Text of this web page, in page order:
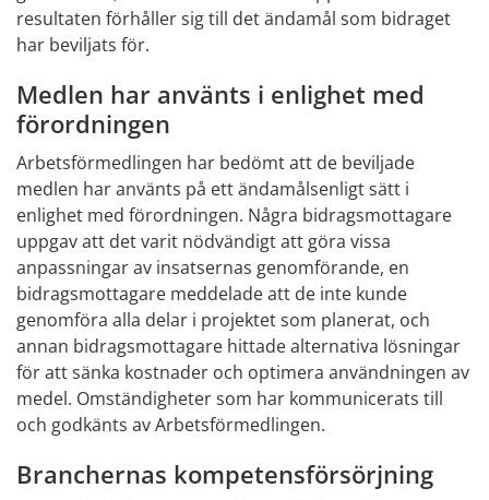
resultaten förhåller sig till det ändamål som bidraget
har beviljats för.
Medlen har använts i enlighet med
förordningen
Arbetsförmedlingen har bedömt att de beviljade
medlen har använts på ett ändamålsenligt sätt i
enlighet med förordningen. Några bidragsmottagare
uppgav att det varit nödvändigt att göra vissa
anpassningar av insatsernas genomförande, en
bidragsmottagare meddelade att de inte kunde
genomföra alla delar i projektet som planerat, och
annan bidragsmottagare hittade alternativa lösningar
för att sänka kostnader och optimera användningen av
medel. Omständigheter som har kommunicerats till
och godkänts av Arbetsförmedlingen.
Branchernas kompetensförsörjning